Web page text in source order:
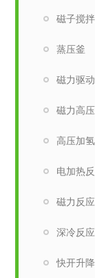
磁子搅
蒸压釜
磁力驱
磁力高
高压加
电加热
磁力反
深冷反
快开升